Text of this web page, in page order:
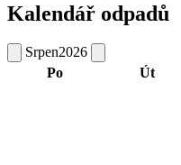
Kalendář odpadů
Srpen2026
Po
Út